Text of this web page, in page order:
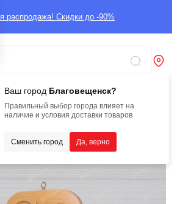
распродажа! Скидки до -90%
Ваш город Благовещенск?
Правильный выбор города влияет на
наличие и условия доставки товаров
Сменить город Да, верно
КПП ДЛЯ СПЕЦТЕХНИКИ
(ШПОНКА/ШПОНКА, БАРАБ. ТОРМОЗ,БЕЗ